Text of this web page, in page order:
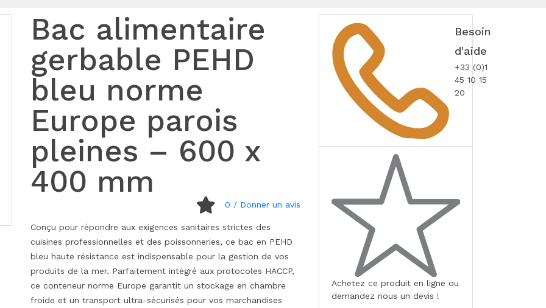
Bac alimentaire
gerbable PEHD
bleu norme
Europe parois
pleines – 600 x
400 mm
0 / Donner un avis
Conçu pour répondre aux exigences sanitaires strictes des
cuisines professionnelles et des poissonneries, ce bac en PEHD
bleu haute résistance est indispensable pour la gestion de vos
produits de la mer. Parfaitement intégré aux protocoles HACCP,
ce conteneur norme Europe garantit un stockage en chambre
froide et un transport ultra-sécurisés pour vos marchandises
Besoin
d'aide
+33 (0)1
45 10 15
20
Achetez ce produit en ligne ou
demandez nous un devis !